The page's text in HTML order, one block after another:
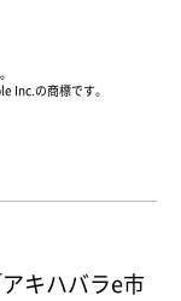
Inc.の商標です。
キハバラe市